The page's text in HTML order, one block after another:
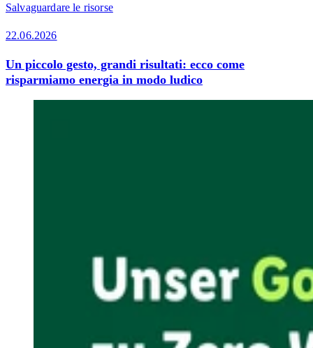
Salvaguardare le risorse
22.06.2026
Un piccolo gesto, grandi risultati: ecco come
risparmiamo energia in modo ludico